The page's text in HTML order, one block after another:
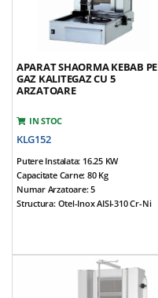
APARAT SHAORMA KEBAB PE
GAZ KALITEGAZ CU 5
ARZATOARE
IN STOC
KLG152
Putere Instalata: 16.25 KW
Capacitate Carne: 80 Kg
Numar Arzatoare: 5
Structura: Otel-Inox AISI-310 Cr-Ni
Prevazut Cu 5 Arzatoare
Motor Reversibil, Amplasat In Partea